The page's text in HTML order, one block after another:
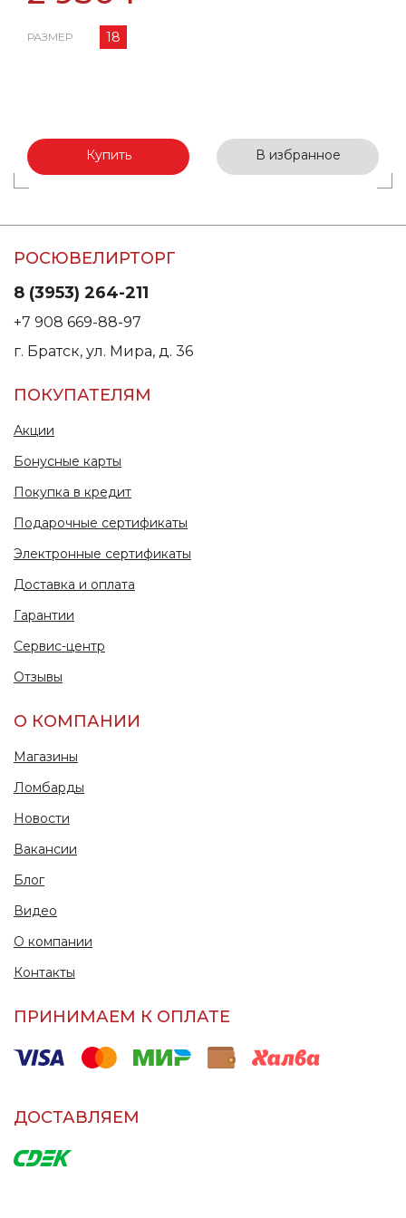
РАЗМЕР 18
Купить В избранное
РОСЮВЕЛИРТОРГ
8 (3953) 264-211
+7 908 669-88-97
г. Братск, ул. Мира, д. 36
ПОКУПАТЕЛЯМ
Акции
Бонусные карты
Покупка в кредит
Подарочные сертификаты
Электронные сертификаты
Доставка и оплата
Гарантии
Сервис-центр
Отзывы
О КОМПАНИИ
Магазины
Ломбарды
Новости
Вакансии
Блог
Видео
О компании
Контакты
ПРИНИМАЕМ К ОПЛАТЕ
ДОСТАВЛЯЕМ